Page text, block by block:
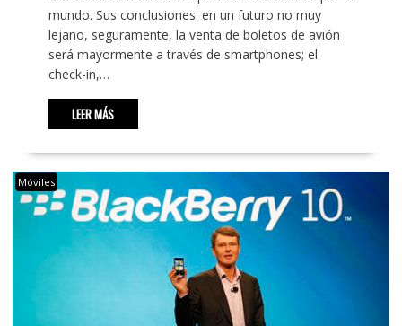
mundo. Sus conclusiones: en un futuro no muy
lejano, seguramente, la venta de boletos de avión
será mayormente a través de smartphones; el
check-in,…
LEER MÁS
Móviles